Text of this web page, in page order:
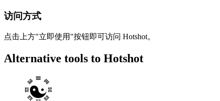
访问方式
点击上方"立即使用"按钮即可访问 Hotshot。
Alternative tools to Hotshot